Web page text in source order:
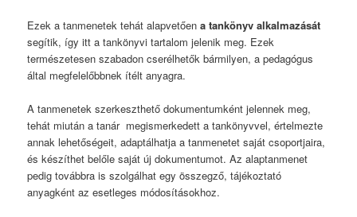
Ezek a tanmenetek tehát alapvetőena tankönyv alkalmazását
segítik, így itt a tankönyvi tartalom jelenik meg. Ezek
természetesen szabadon cserélhetők bármilyen, a pedagógus
által megfelelőbbnek ítélt anyagra.
A tanmenetek szerkeszthető dokumentumként jelennek meg,
tehát miután a tanár megismerkedett a tankönyvvel, értelmezte
annak lehetőségeit, adaptálhatja a tanmenetet saját csoportjaira,
és készíthet belőle saját új dokumentumot. Az alaptanmenet
pedig továbbra is szolgálhat egy összegző, tájékoztató
anyagként az esetleges módosításokhoz.